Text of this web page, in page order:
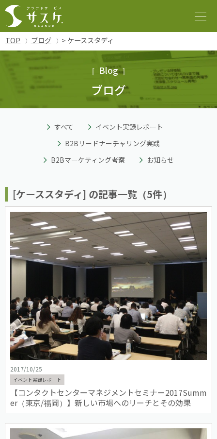
TOP ブログ > ケーススタディ
Blog
ブログ
すべて
イベント実録レポート
B2Bリードナーチャリング実践
B2Bマーケティング考察
お知らせ
[ケーススタディ] の記事一覧（5件）
2017/10/25
イベント実録レポート
【コンタクトセンターマネジメントセミナー2017Summ
er（東京/福岡）】新しい市場へのリーチとその効果